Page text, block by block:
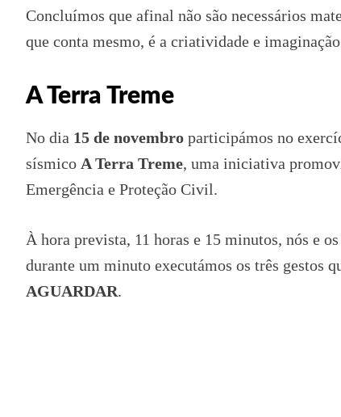
Concluímos que afinal não são necessários
que conta mesmo, é a criatividade e
A Terra Treme
No dia 15 de novembro participámos no
sísmico A Terra Treme, uma iniciativa
Emergência e Proteção Civil.
À hora prevista, 11 horas e 15 minutos, nós e
durante um minuto executámos os três gestos
AGUARDAR.